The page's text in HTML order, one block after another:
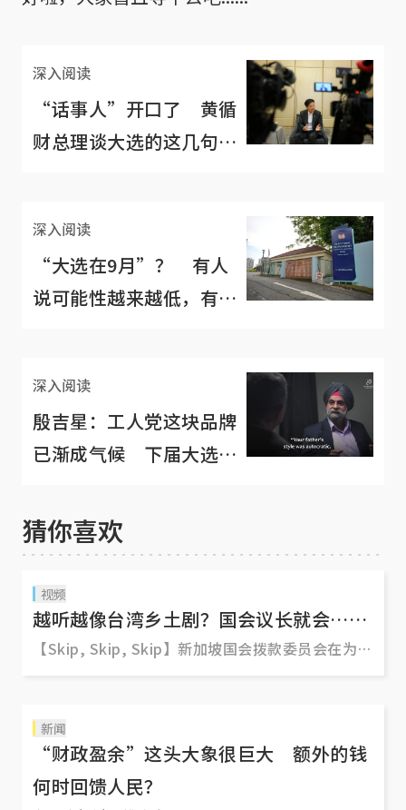
深入阅读
“话事人”开口了 黄循
财总理谈大选的这几句话
深入阅读
“大选在9月”？ 有人
说可能性越来越低，有人
深入阅读
殷吉星：工人党这块品牌
已渐成气候 下届大选恐
猜你喜欢
视频
越听越像台湾乡土剧？国会议长就会……
【Skip, Skip, Skip】新加坡国会拨款委员会在为各
在议事程序的把关上非常严格，绝对不允许超时，
否则会耽误其他部门的辩论。 轮番上场的议员，嘴
巴在发言时，眼睛都得紧盯着议事厅墙上两个大荧
幕的时间倒计时，分秒必争。 今天（3月2日）在贸
新闻
“财政盈余”这头大象很巨大 额外的钱
何时回馈人民？